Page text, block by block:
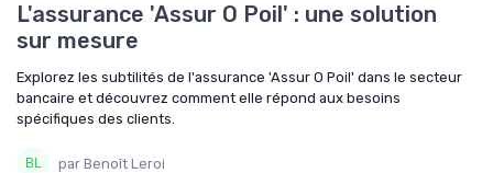
L'assurance 'Assur O Poil' : une solution
sur mesure
Explorez les subtilités de l'assurance 'Assur O Poil' dans le secteur
bancaire et découvrez comment elle répond aux besoins
spécifiques des clients.
par Benoît Leroi